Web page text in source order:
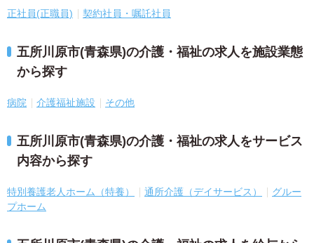
正社員(正職員) 契約社員・嘱託社員
五所川原市(青森県)の介護・福祉の求人を施設業態
から探す
病院 介護福祉施設 その他
五所川原市(青森県)の介護・福祉の求人をサービス
内容から探す
特別養護老人ホーム（特養） 通所介護（デイサービス）
グルー
プホーム